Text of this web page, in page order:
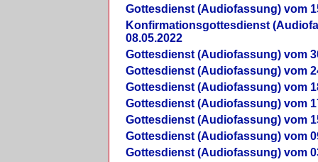
Gottesdienst (Audiofassung) vom
Konfirmationsgottesdienst
08.05.2022
Gottesdienst (Audiofassung) vom
Gottesdienst (Audiofassung) vom
Gottesdienst (Audiofassung) vom
Gottesdienst (Audiofassung) vom
Gottesdienst (Audiofassung) vom
Gottesdienst (Audiofassung) vom
Gottesdienst (Audiofassung) vom